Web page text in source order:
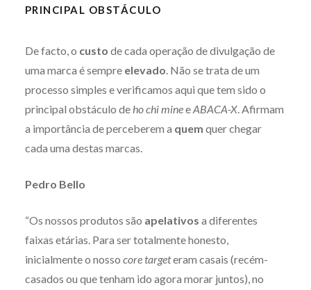
PRINCIPAL OBSTÁCULO
De facto, o custo de cada operação de divulgação de
uma marca é sempre elevado . Não se trata de um
processo simples e verificamos aqui que tem sido o
principal obstáculo de ho chi mineeABACA-X. Afirmam
a importância de perceberem a quem quer chegar
cada uma destas marcas.
Pedro Bello
“Os nossos produtos são apelativos a diferentes
faixas etárias. Para ser totalmente honesto,
inicialmente o nosso core targeteram casais (recém-
casados ou que tenham ido agora morar juntos), no